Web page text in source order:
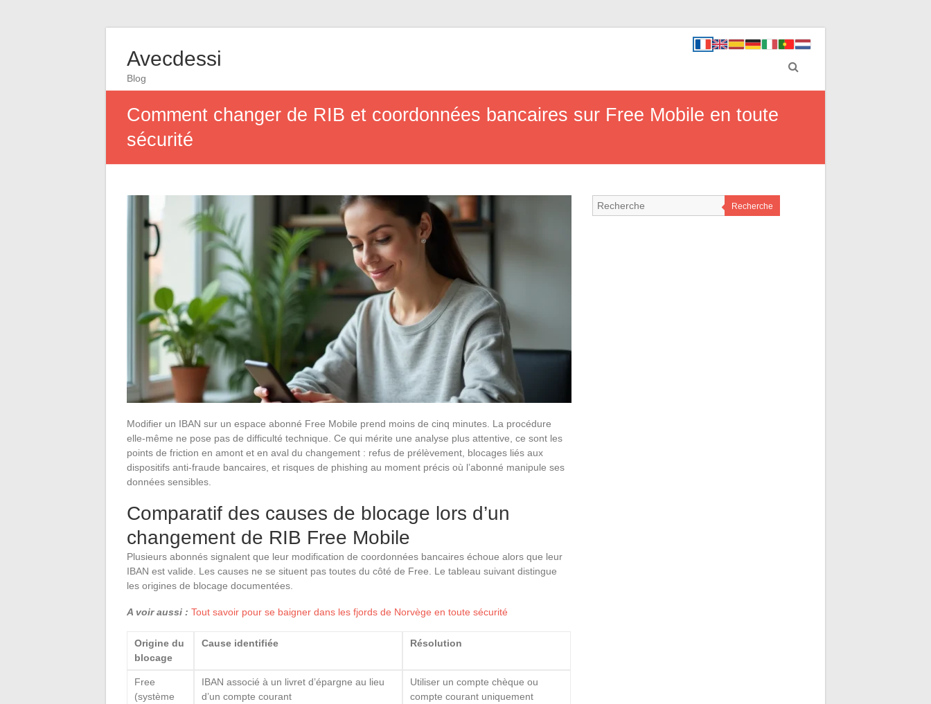
Avecdessi
Blog
Comment changer de RIB et coordonnées bancaires sur Free Mobile en toute
sécurité
Modifier un IBAN sur un espace abonné Free Mobile prend moins de cinq minutes. La procédure
elle-même ne pose pas de difficulté technique. Ce qui mérite une analyse plus attentive, ce sont les
points de friction en amont et en aval du changement : refus de prélèvement, blocages liés aux
dispositifs anti-fraude bancaires, et risques de phishing au moment précis où l’abonné manipule ses
données sensibles.
Comparatif des causes de blocage lors d’un
changement de RIB Free Mobile
Plusieurs abonnés signalent que leur modification de coordonnées bancaires échoue alors que leur
IBAN est valide. Les causes ne se situent pas toutes du côté de Free. Le tableau suivant distingue
les origines de blocage documentées.
A voir aussi : Tout savoir pour se baigner dans les fjords de Norvège en toute sécurité
Origine du
blocage
Cause identifiée Résolution
Free
(système
IBAN associé à un livret d’épargne au lieu
d’un compte courant
Utiliser un compte chèque ou
compte courant uniquement
Recherche